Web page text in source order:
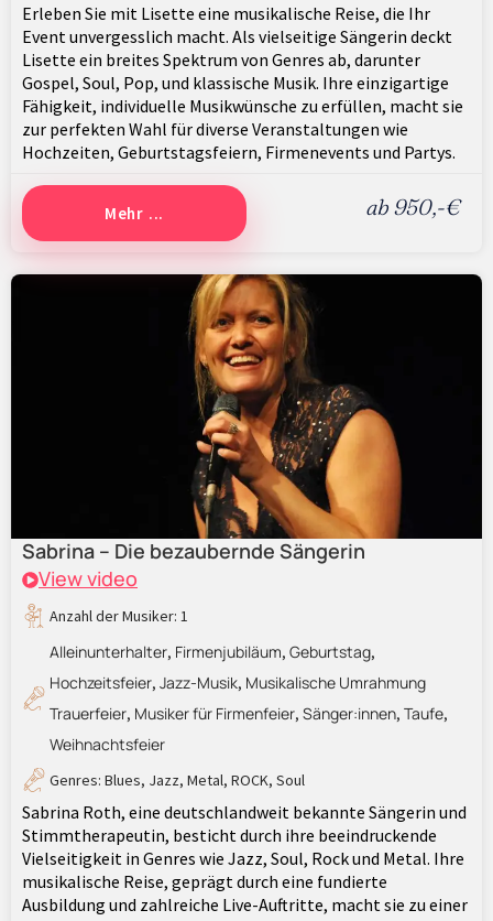
Mehr ... ab 950,-€
Erleben Sie mit Lisette eine musikalische Reise, die Ihr
Event unvergesslich macht. Als vielseitige Sängerin deckt
Lisette ein breites Spektrum von Genres ab, darunter
Gospel, Soul, Pop, und klassische Musik. Ihre einzigartige
Fähigkeit, individuelle Musikwünsche zu erfüllen, macht sie
zur perfekten Wahl für diverse Veranstaltungen wie
Hochzeiten, Geburtstagsfeiern, Firmenevents und Partys.
Sabrina – Die bezaubernde Sängerin
View video
Anzahl der Musiker: 1
Alleinunterhalter, Firmenjubiläum, Geburtstag,
Hochzeitsfeier, Jazz-Musik, Musikalische Umrahmung
Trauerfeier, Musiker für Firmenfeier, Sänger:innen, Taufe,
Weihnachtsfeier
Genres: Blues, Jazz, Metal, ROCK, Soul
Sabrina Roth, eine deutschlandweit bekannte Sängerin und
Stimmtherapeutin, besticht durch ihre beeindruckende
Vielseitigkeit in Genres wie Jazz, Soul, Rock und Metal. Ihre
musikalische Reise, geprägt durch eine fundierte
Ausbildung und zahlreiche Live-Auftritte, macht sie zu einer